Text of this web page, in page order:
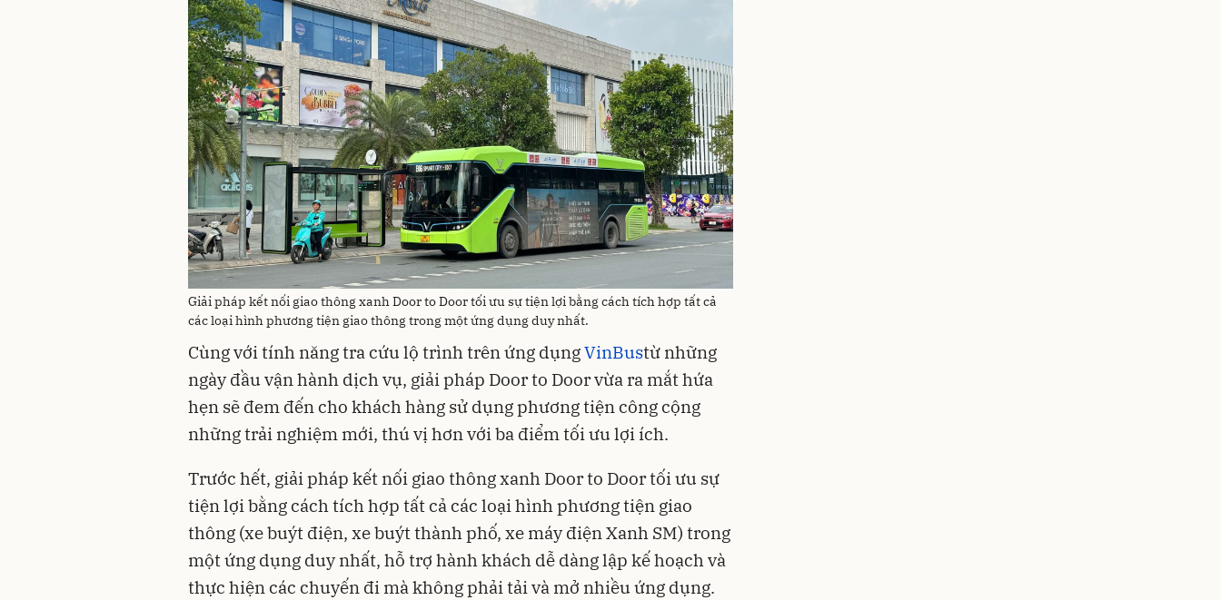
Giải pháp kết nối giao thông xanh Door to Door tối ưu sự tiện lợi bằng cách tích hợp tất cả
các loại hình phương tiện giao thông trong một ứng dụng duy nhất.
Cùng với tính năng tra cứu lộ trình trên ứng dụngVinBustừ những
ngày đầu vận hành dịch vụ, giải pháp Door to Door vừa ra mắt hứa
hẹn sẽ đem đến cho khách hàng sử dụng phương tiện công cộng
những trải nghiệm mới, thú vị hơn với ba điểm tối ưu lợi ích.
Trước hết, giải pháp kết nối giao thông xanh Door to Door tối ưu sự
tiện lợi bằng cách tích hợp tất cả các loại hình phương tiện giao
thông (xe buýt điện, xe buýt thành phố, xe máy điện Xanh SM) trong
một ứng dụng duy nhất, hỗ trợ hành khách dễ dàng lập kế hoạch và
thực hiện các chuyến đi mà không phải tải và mở nhiều ứng dụng.